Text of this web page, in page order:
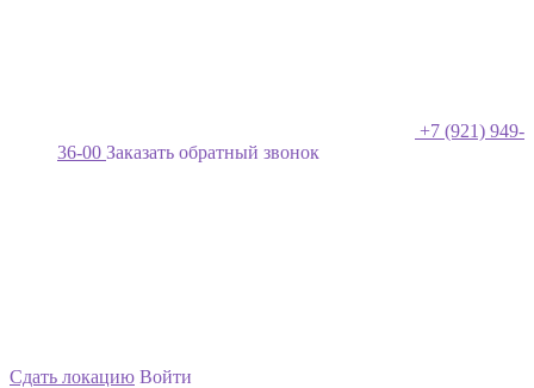
+7 (921) 949-
36-00 Заказать обратный звонок
Сдать локацию Войти